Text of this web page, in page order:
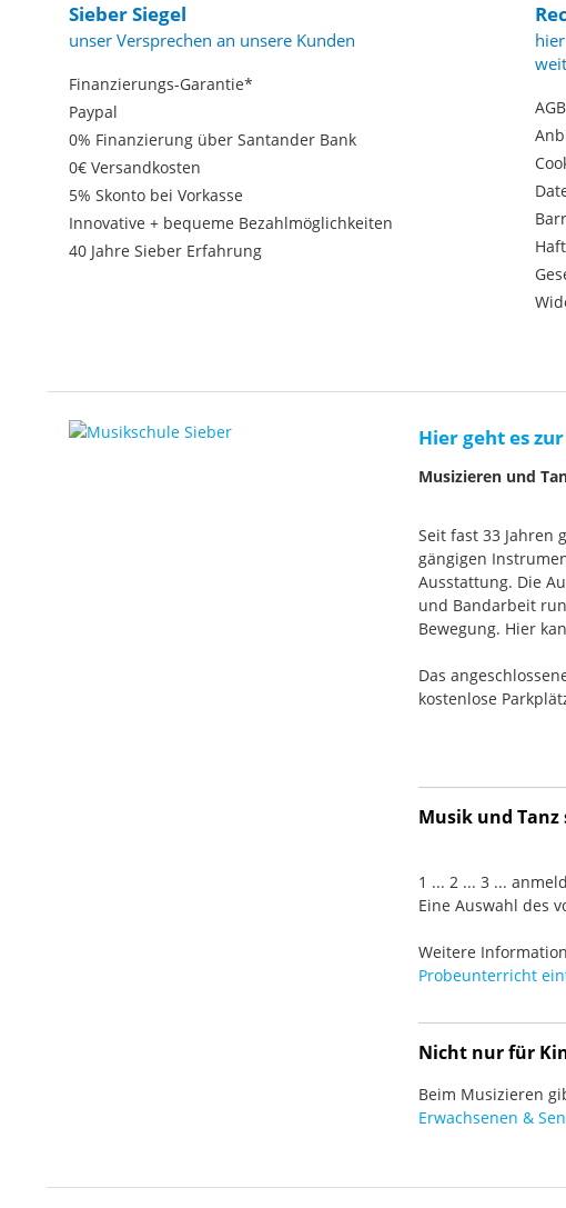
Sieber Siegel
unser Versprechen an unsere Kunden
Finanzierungs-Garantie*
Paypal
0% Finanzierung über Santander Bank
0€ Versandkosten
5% Skonto bei Vorkasse
Innovative + bequeme Bezahlmöglichkeiten
40 Jahre Sieber Erfahrung
AGB
Hier geht es
Musizieren und
Seit fast 33
gängigen
Ausstattung. Die
und Bandarbeit
Bewegung. Hier
Das
kostenlose
Musik und
1 ... 2 ... 3 ...
Eine Auswahl des
Weitere
Probeunterricht
Nicht nur für
Beim Musizieren
Erwachsenen &